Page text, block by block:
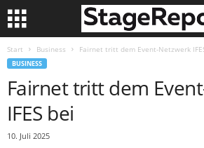
Start Business Fairnet tritt dem Event-Netzwerk
BUSINESS
Fairnet tritt dem
IFES bei
10. Juli 2025